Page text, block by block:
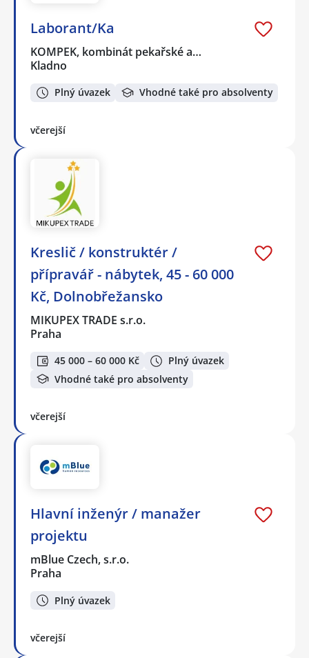
Laborant/Ka
KOMPEK, kombinát pekařské a…
Kladno
Plný úvazek Vhodné také pro absolventy
včerejší
Kreslič / konstruktér /
přípravář - nábytek, 45 - 60 000
Kč, Dolnobřežansko
MIKUPEX TRADE s.r.o.
Praha
45 000 – 60 000 Kč
Plný úvazek
Vhodné také pro absolventy
včerejší
Hlavní inženýr / manažer
projektu
mBlue Czech, s.r.o.
Praha
Plný úvazek
včerejší